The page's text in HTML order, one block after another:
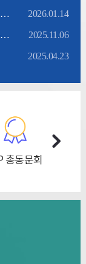
[ITP 명사초청 특강 안내] 한국경제의 구조변화와 향후 전망 특강 (1/27,화 14시) 2026.01.14
시사평론가 김지윤 정치학 박사 초청 특강 안내 2025.11.06
2025.04.23
입학 모집요강